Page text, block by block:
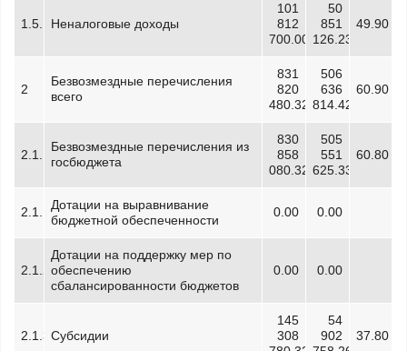
1.5. Неналоговые доходы
101
812
700.00
50
851
126.23
49.90
2
Безвозмездные перечисления
всего
831
820
480.32
506
636
814.42
60.90
2.1.
Безвозмездные перечисления из
госбюджета
830
858
080.32
505
551
625.33
60.80
2.1.1.Дотации на выравнивание
бюджетной обеспеченности
0.00 0.00
2.1.2.
Дотации на поддержку мер по
обеспечению
сбалансированности бюджетов
0.00 0.00
2.1.3.Субсидии
145
308
54
902
37.80